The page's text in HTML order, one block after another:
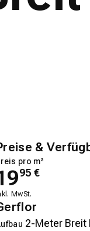
&
pro m²
95 €
MwSt.